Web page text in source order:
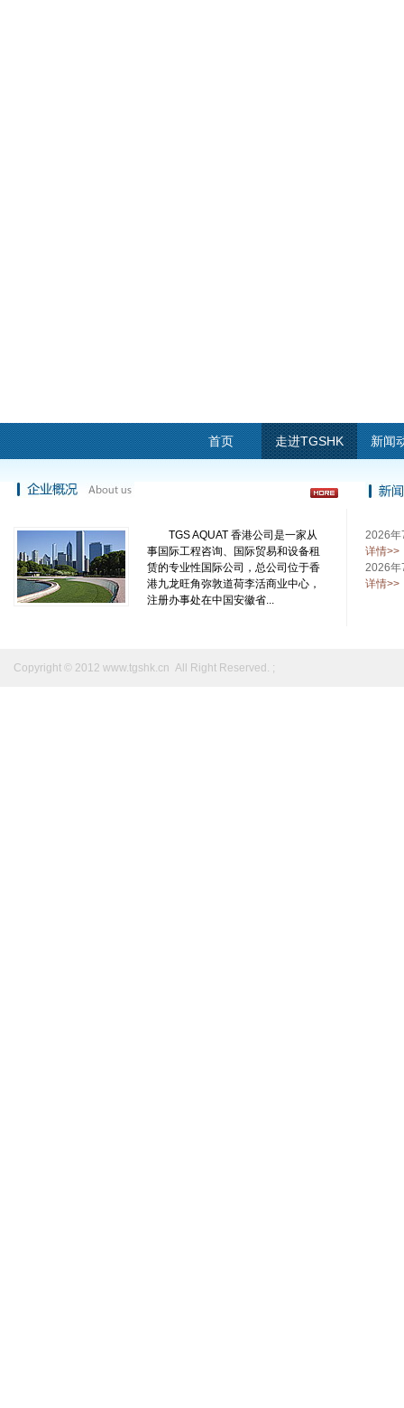
首页 走进TGSHK 新闻
TGS AQUAT 香港公司是一家从
事国际工程咨询、国际贸易和设备租
赁的专业性国际公司，总公司位于香
港九龙旺角弥敦道荷李活商业中心，
注册办事处在中国安徽省...
2026年
详情>>
2026年
详情>>
Copyright © 2012 www.tgshk.cn All Right Reserved. ;